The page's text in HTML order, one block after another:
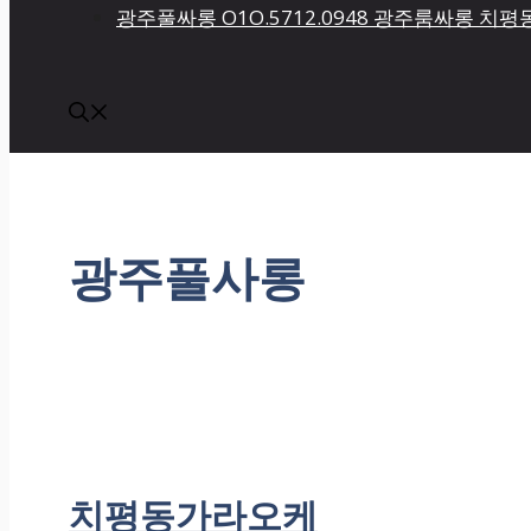
광주풀싸롱 O1O.5712.0948 광주룸싸롱 치평
광주풀사롱
치평동가라오케